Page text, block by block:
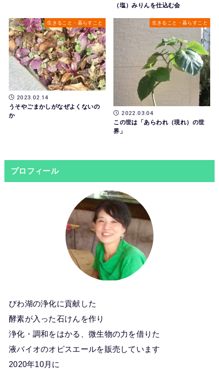
（塩）みりんを仕込む会
生きること・暮らすこと
2023.02.14
うそやごまかしがなぜよくないの
か
生きること・暮らすこと
2022.03.04
この世は「あらわれ（現れ）の世
界」
プロフィール
びわ湖の浄化に貢献した
酵素が入った石けんを作り
浄化・調和をはかる、微生物の力を借りた
液バイオのオピスエールを販売しています
2020年10月に